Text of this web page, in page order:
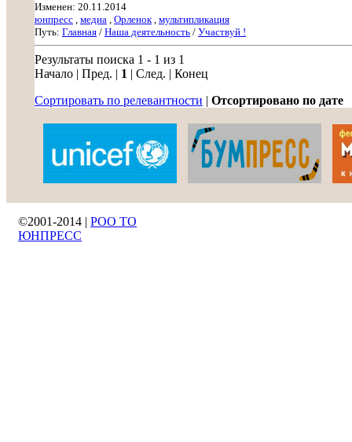
Изменен: 20.11.2014
юнпресс , медиа , Орленок, мультипликация
Путь: Главная / Наша деятельность / Участвуй !
Результаты поиска 1 - 1 из 1
Начало | Пред. | 1 | След. | Конец
Сортировать по релевантности | Отсортировано по дате
©2001-2014 | РОО ТО
ЮНПРЕСС